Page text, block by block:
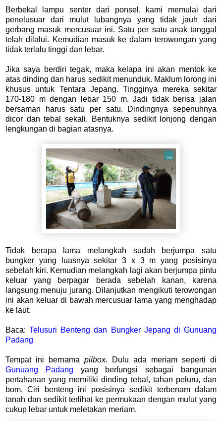
Berbekal lampu senter dari ponsel, kami memulai dari
penelusuar dari mulut lubangnya yang tidak jauh dari
gerbang masuk mercusuar ini. Satu per satu anak tanggal
telah dilalui. Kemudian masuk ke dalam terowongan yang
tidak terlalu tinggi dan lebar.
Jika saya berdiri tegak, maka kelapa ini akan mentok ke
atas dinding dan harus sedikit menunduk. Maklum lorong ini
khusus untuk Tentara Jepang. Tingginya mereka sekitar
170-180 m dengan lebar 150 m. Jadi tidak berisa jalan
bersaman harus satu per satu. Dindingnya sepenuhnya
dicor dan tebal sekali. Bentuknya sedikit lonjong dengan
lengkungan di bagian atasnya.
Tidak berapa lama melangkah sudah berjumpa satu
bungker yang luasnya sekitar 3 x 3 m yang posisinya
sebelah kiri. Kemudian melangkah lagi akan berjumpa pintu
keluar yang berpagar berada sebelah kanan, karena
langsung menuju jurang. Dilanjutkan mengikuti terowongan
ini akan keluar di bawah mercusuar lama yang menghadap
ke laut.
Baca:Telusuri Benteng dan Bungker Jepang di Gunuang
Padang
Tempat ini bernama pilbox. Dulu ada meriam seperti di
Gunuang Padang yang berfungsi sebagai bangunan
pertahanan yang memiliki dinding tebal, tahan peluru, dan
bom. Ciri benteng ini posisinya sedikit terbenam dalam
tanah dan sedikit terlihat ke permukaan dengan mulut yang
cukup lebar untuk meletakan meriam.